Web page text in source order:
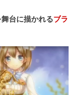
舞台に描かれるブラ